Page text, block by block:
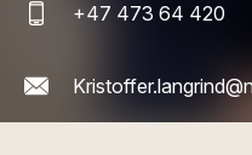
+47 473 64 420